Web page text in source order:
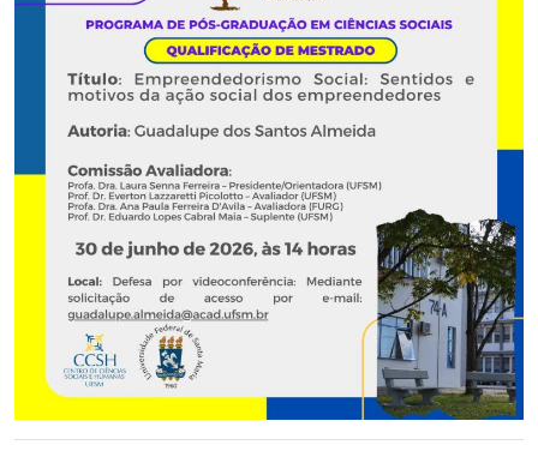
Ministério da Mulher, da Família e dos Direitos Humanos
Secretaria-Geral
Secretaria de Governo
Gabinete de Segurança Institucional
Advocacia-Geral da União
Banco Central do Brasil